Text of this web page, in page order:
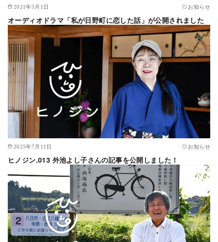
2021年5月1日 お知らせ
オーディオドラマ「私が日野町に恋した話」が公開されました
2025年7月11日 お知らせ
ヒノジン.013 外池よし子さんの記事を公開しました！